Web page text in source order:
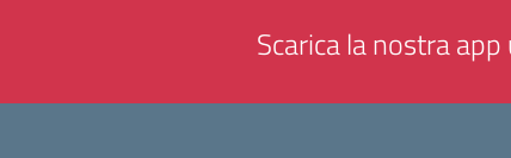
Scarica la nostra